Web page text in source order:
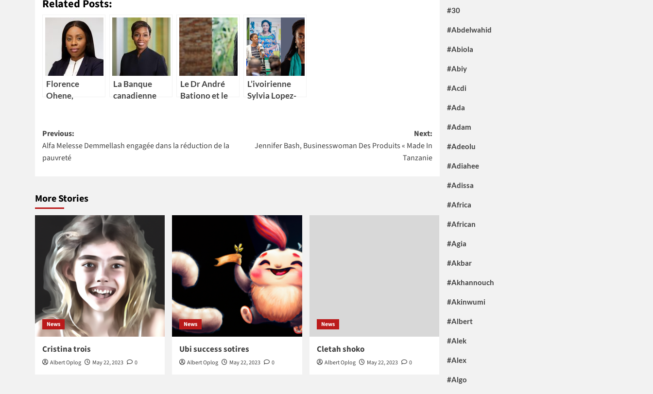
Related Posts:
Florence
Ohene,
générale d’IBM
Ghana
La Banque
canadienne
Kikelomo
Le Dr André
Bationo et le
l’Africa Food
L’ivoirienne
Sylvia Lopez-
Nations Unies
Post
navigation
Previous:
Alfa Melesse Demmellash engagée dans la réduction de la
pauvreté
Next:
Jennifer Bash, Businesswoman Des Produits « Made In
Tanzanie
More Stories
News
Cristina trois
Albert Oplog May 22, 2023 0
News
Ubi success sotires
Albert Oplog May 22, 2023 0
News
Cletah shoko
Albert Oplog May 22, 2023 0
#30
#Abdelwahid
#Abiola
#Abiy
#Acdi
#Ada
#Adam
#Adeolu
#Adiahee
#Adissa
#Africa
#African
#Agia
#Akbar
#Akhannouch
#Akinwumi
#Albert
#Alek
#Alex
#Algo